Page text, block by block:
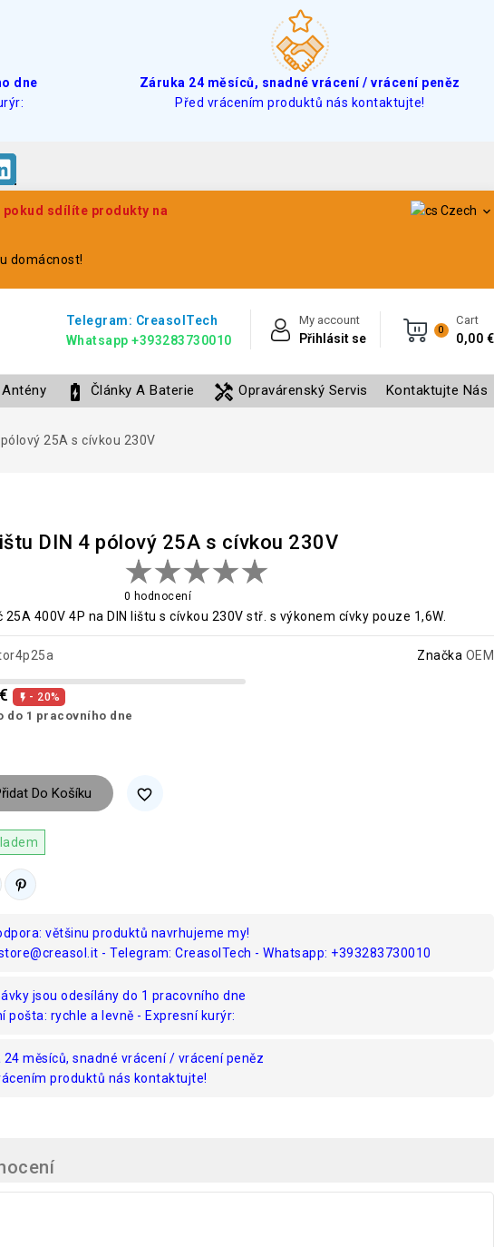
dne
Záruka 24 měsíců, snadné vrácení / vrácení peněz
Před vrácením produktů nás kontaktujte!
pokud sdílíte produkty na
domácnost!
Czech 
0
Cart
0,00 €
My account
Přihlásit se
Telegram: CreasolTech
Whatsapp +393283730010
Antény battery_charging_full Články A Baterie handyman Opravárenský Servis Kontaktujte Nás
25A s cívkou 230V
DIN 4 pólový 25A s cívkou 230V
0 hodnocení
400V 4P na DIN lištu s cívkou 230V stř. s výkonem cívky pouze 1,6W.
Značka OEM
 - 20%
do 1 pracovního dne
Do Košíku favorite_border
většinu produktů navrhujeme my!
- Telegram: CreasolTech - Whatsapp: +393283730010
jsou odesílány do 1 pracovního dne
pošta: rychle a levně - Expresní kurýr:
24 měsíců, snadné vrácení / vrácení peněz
produktů nás kontaktujte!